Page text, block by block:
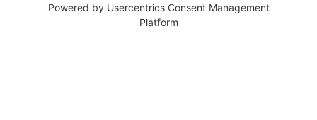
Powered by Usercentrics Consent Management
Platform